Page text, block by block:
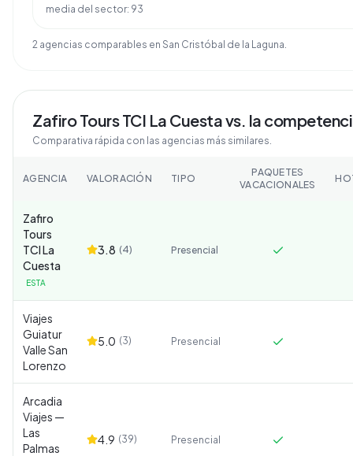
media del sector: 93
2 agencias comparables en San Cristóbal de la Laguna.
Zafiro Tours TCI La Cuestavs. la
Comparativa rápida con las agencias más similares.
AGENCIA VALORACIÓN TIPO
PAQUETES
VACACIONALES
Zafiro
Tours
TCI La
Cuesta
ESTA
3.8 (4) Presencial
Viajes
Guiatur
Valle San
Lorenzo
5.0 (3) Presencial
Arcadia
Viajes —
Las
Palmas
4.9 (39) Presencial